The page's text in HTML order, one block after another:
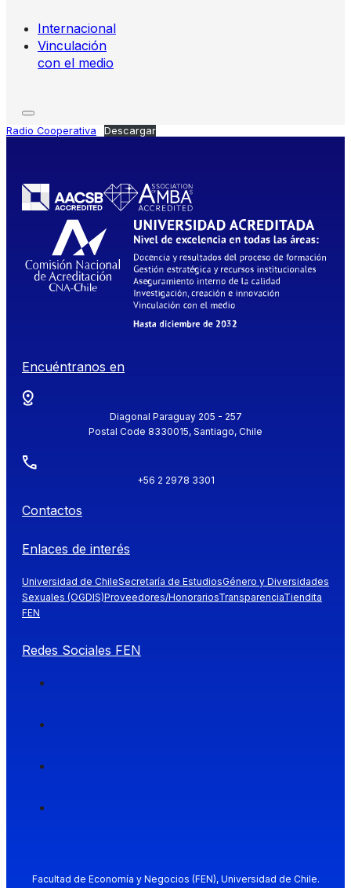
Internacional
Vinculación
con el medio
Radio Cooperativa Descargar
Encuéntranos en
Diagonal Paraguay 205 - 257
Postal Code 8330015, Santiago, Chile
+56 2 2978 3301
Contactos
Enlaces de interés
Universidad de ChileSecretaría de EstudiosGénero y Diversidades
Sexuales (OGDIS)Proveedores/HonorariosTransparenciaTiendita
FEN
Redes Sociales FEN
Facultad de Economía y Negocios (FEN), Universidad de Chile.